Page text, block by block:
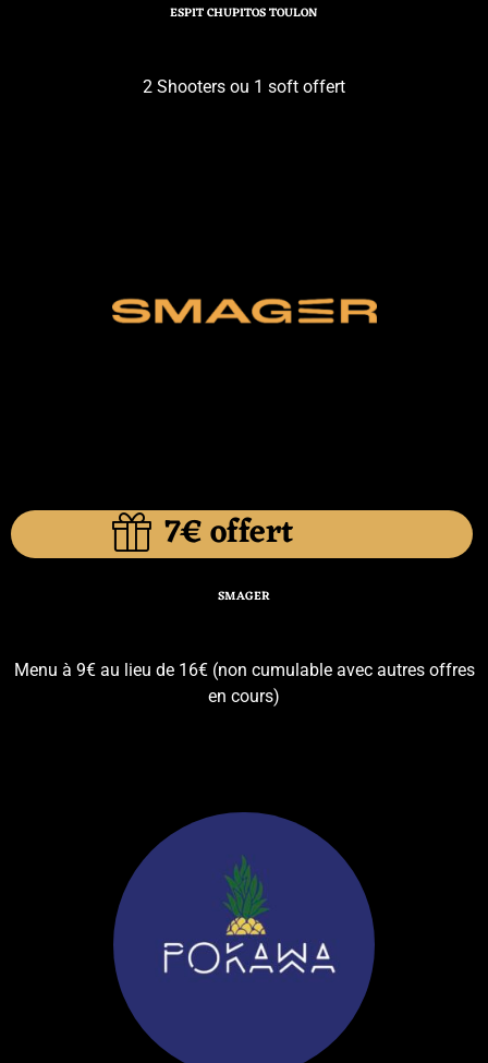
ESPIT CHUPITOS TOULON
2 Shooters ou 1 soft offert
7€ offert
SMAGER
Menu à 9€ au lieu de 16€ (non cumulable avec autres offres
en cours)